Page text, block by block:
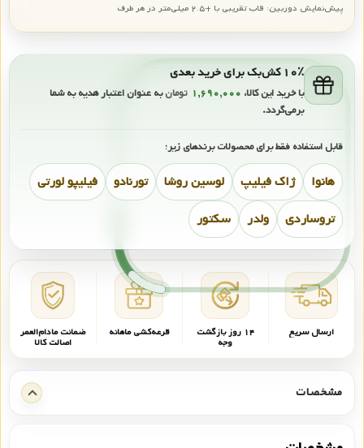
پیش‌نمایش دوربین: قاب تقریبی با +۲.۵ میلی‌متر در هر طرف
۱۰٪ کش‌بک برای خرید بعدی
با خرید این کالا، ۱,۶۹۰,۰۰۰ تومانبه عنوان اعتبار هدیه به شما
برمی‌گردد.
قابل استفاده فقط برای محصولات برندهای زیر:
هانوا ژاک فیلیپ لوسین روشا تورنادو
فیلیپو لورتی
تروساردی
ولدر سکتور
ارسال سریع ۱۴ روز بازگشت
وجه
قرعه‌کشی ماهانه ضمانت مادام‌العمر
اصالت کالا
مشخصات